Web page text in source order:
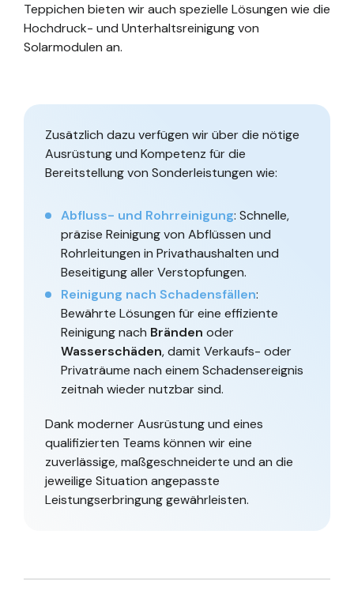
Teppichen bieten wir auch spezielle Lösungen wie die
Hochdruck- und Unterhaltsreinigung von
Solarmodulen an.
Zusätzlich dazu verfügen wir über die nötige
Ausrüstung und Kompetenz für die
Bereitstellung von Sonderleistungen wie:
Abfluss- und Rohrreinigung: Schnelle,
präzise Reinigung von Abflüssen und
Rohrleitungen in Privathaushalten und
Beseitigung aller Verstopfungen.
Reinigung nach Schadensfällen:
Bewährte Lösungen für eine effiziente
Reinigung nach Bränden oder
Wasserschäden, damit Verkaufs- oder
Privaträume nach einem Schadensereignis
zeitnah wieder nutzbar sind.
Dank moderner Ausrüstung und eines
qualifizierten Teams können wir eine
zuverlässige, maßgeschneiderte und an die
jeweilige Situation angepasste
Leistungserbringung gewährleisten.